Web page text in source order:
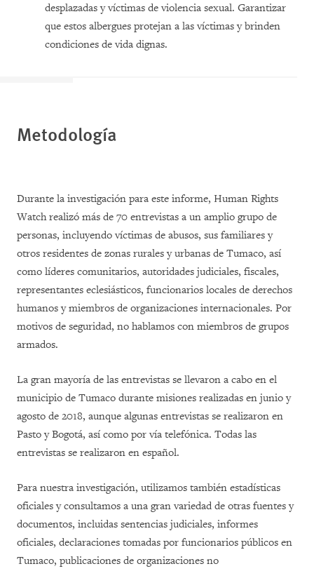
desplazadas y víctimas de violencia sexual. Garantizar
que estos albergues protejan a las víctimas y brinden
condiciones de vida dignas.
Metodología
Durante la investigación para este informe, Human Rights
Watch realizó más de 70 entrevistas a un amplio grupo de
personas, incluyendo víctimas de abusos, sus familiares y
otros residentes de zonas rurales y urbanas de Tumaco, así
como líderes comunitarios, autoridades judiciales, fiscales,
representantes eclesiásticos, funcionarios locales de derechos
humanos y miembros de organizaciones internacionales. Por
motivos de seguridad, no hablamos con miembros de grupos
armados.
La gran mayoría de las entrevistas se llevaron a cabo en el
municipio de Tumaco durante misiones realizadas en junio y
agosto de 2018, aunque algunas entrevistas se realizaron en
Pasto y Bogotá, así como por vía telefónica. Todas las
entrevistas se realizaron en español.
Para nuestra investigación, utilizamos también estadísticas
oficiales y consultamos a una gran variedad de otras fuentes y
documentos, incluidas sentencias judiciales, informes
oficiales, declaraciones tomadas por funcionarios públicos en
Tumaco, publicaciones de organizaciones no